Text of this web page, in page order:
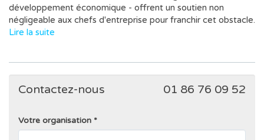
développement économique - offrent un soutien non
négligeable aux chefs d'entreprise pour franchir cet obstacle.
Lire la suite
Contactez-nous 01 86 76 09 52
Votre organisation